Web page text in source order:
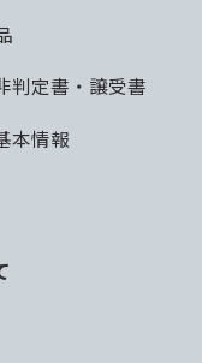
判定書・譲受書
本情報